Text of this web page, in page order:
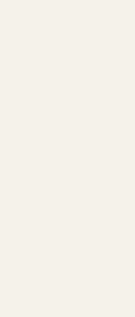
14 giorni per esercitare il
e telefonica a tua